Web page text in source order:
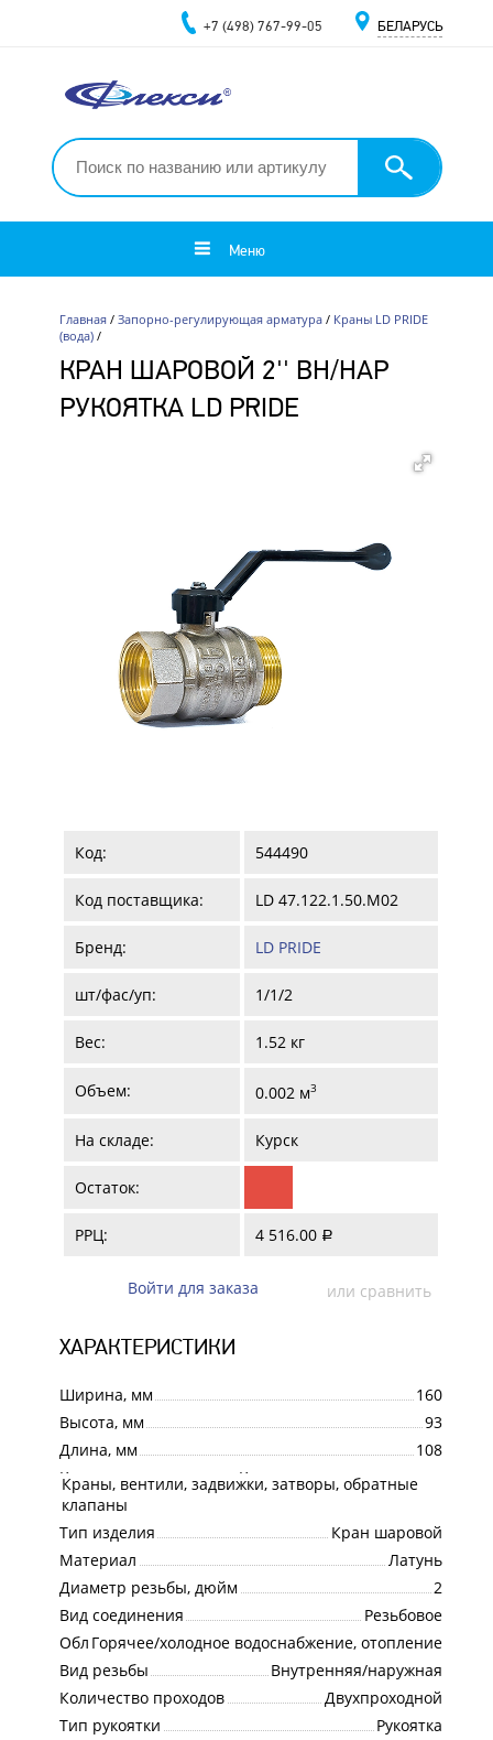
+7 (498) 767-99-05 БЕЛАРУСЬ
Меню
Главная/ Запорно-регулирующая арматура/ Краны LD PRIDE
(вода)/
КРАН ШАРОВОЙ 2'' ВН/НАР
РУКОЯТКА LD PRIDE
Код: 544490
Код поставщика: LD 47.122.1.50.M02
Бренд: LD PRIDE
шт/фас/уп: 1/1/2
Вес: 1.52 кг
Объем: 0.002 м3
На складе: Курск
Остаток:
РРЦ: 4 516.00 a
Войти для заказа или сравнить
ХАРАКТЕРИСТИКИ
Ширина, мм
160
Высота, мм
93
Длина, мм
108
Категория
Краны шаровые латунные
Подкатегория
Краны, вентили, задвижки, затворы, обратные
клапаны
Тип изделия
Кран шаровой
Материал
Латунь
Диаметр резьбы, дюйм
2
Вид соединения
Резьбовое
Область применения
Горячее/холодное водоснабжение, отопление
Вид резьбы
Внутренняя/наружная
Количество проходов
Двухпроходной
Тип рукоятки
Рукоятка